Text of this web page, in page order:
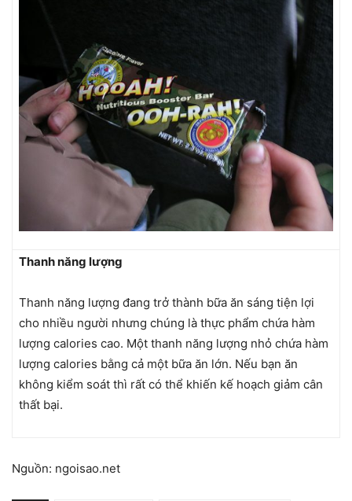
Thanh năng lượng
Thanh năng lượng đang trở thành bữa ăn sáng tiện lợi
cho nhiều người nhưng chúng là thực phẩm chứa hàm
lượng calories cao. Một thanh năng lượng nhỏ chứa hàm
lượng calories bằng cả một bữa ăn lớn. Nếu bạn ăn
không kiểm soát thì rất có thể khiến kế hoạch giảm cân
thất bại.
Nguồn: ngoisao.net